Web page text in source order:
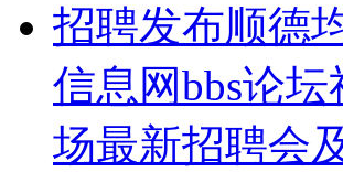
招聘发布顺德
信息网bbs论
场最新招聘会